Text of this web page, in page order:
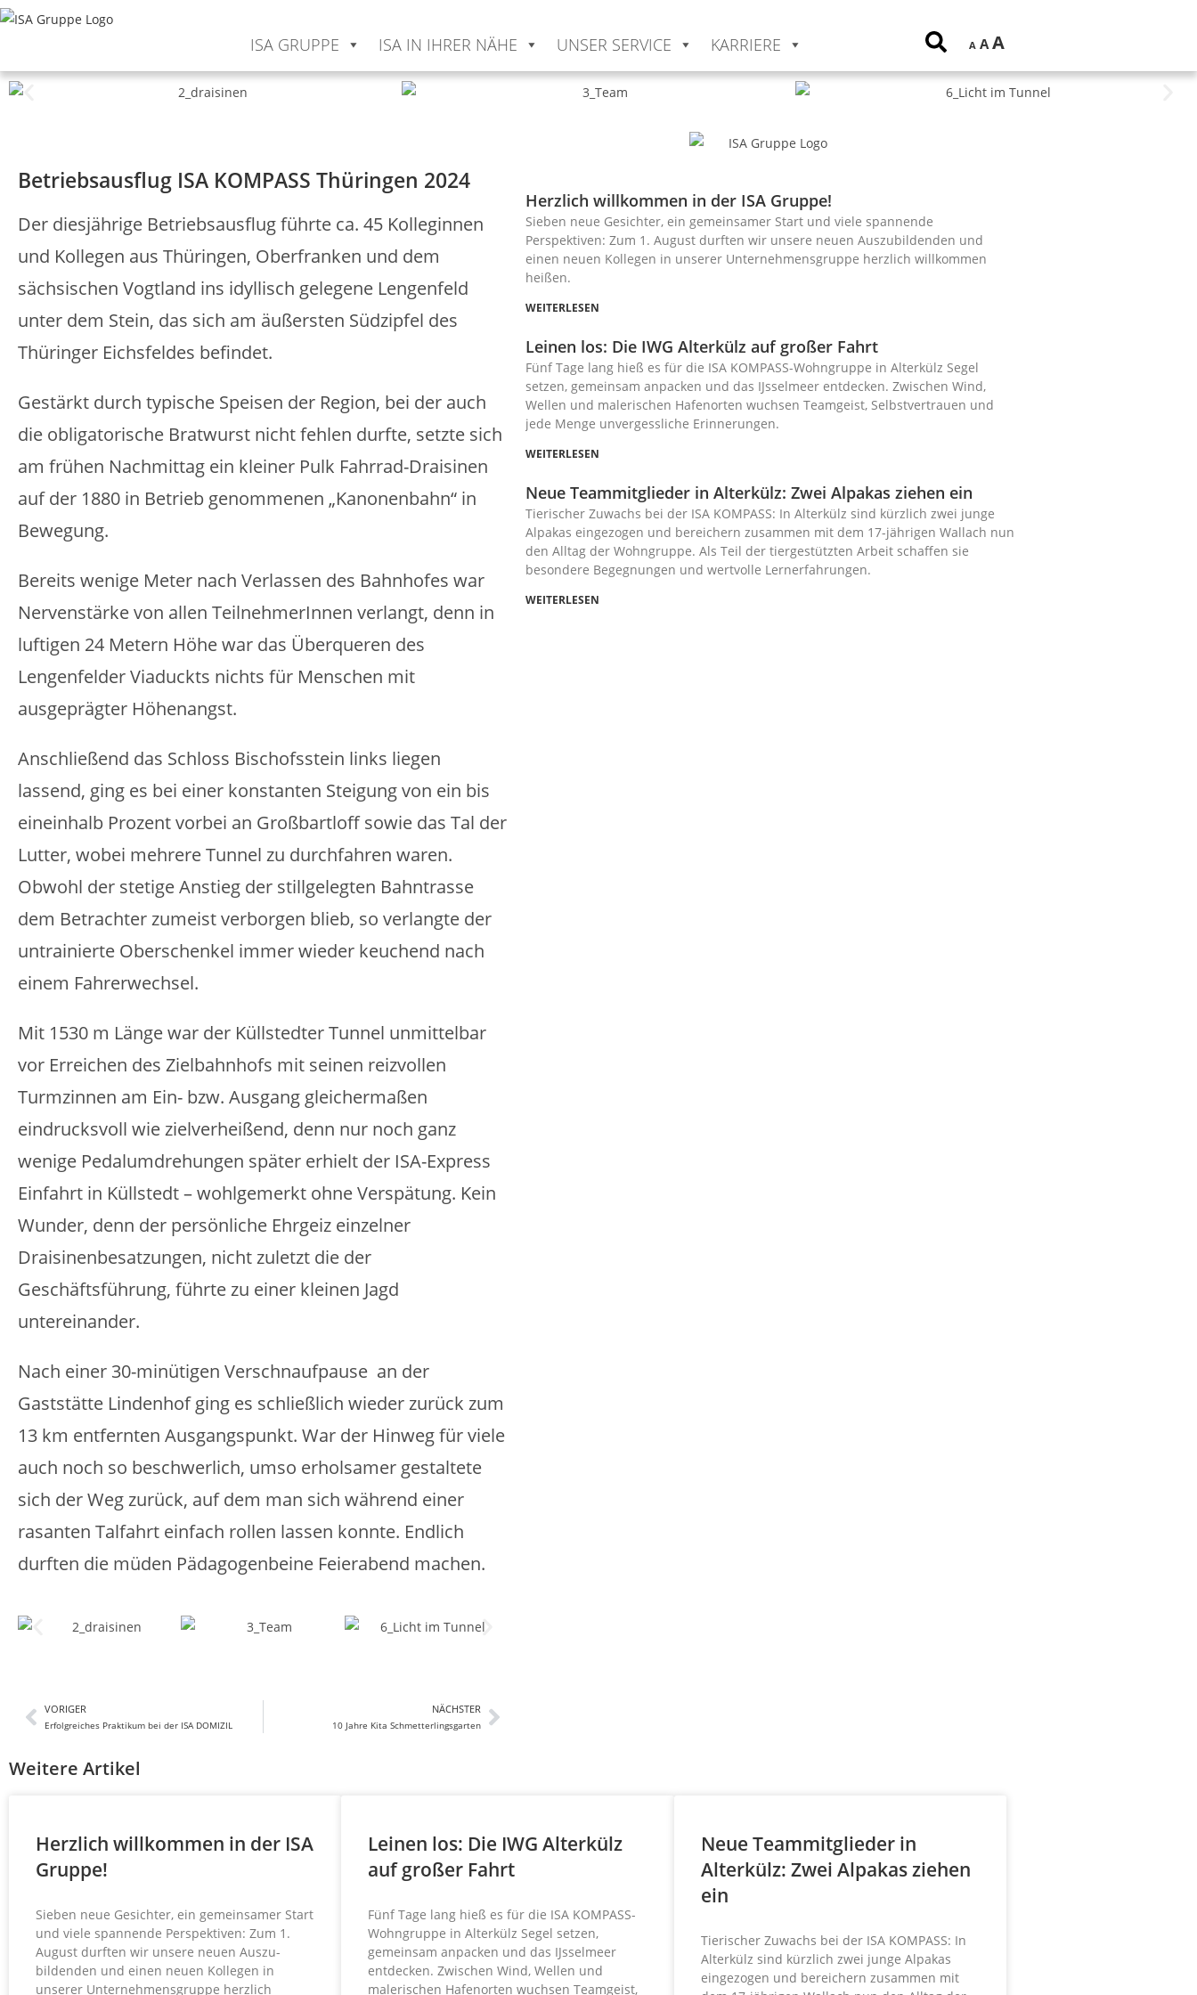
ISA GRUPPE ISA IN IHRER NÄHE UNSER SERVICE KARRIERE A A A
Betriebsausflug ISA KOMPASS Thüringen 2024
Der diesjährige Betriebsausflug führte ca. 45 Kolleginnen
und Kollegen aus Thüringen, Oberfranken und dem
sächsischen Vogtland ins idyllisch gelegene Lengenfeld
unter dem Stein, das sich am äußersten Südzipfel des
Thüringer Eichsfeldes befindet.
Gestärkt durch typische Speisen der Region, bei der auch
die obligatorische Bratwurst nicht fehlen durfte, setzte sich
am frühen Nachmittag ein kleiner Pulk Fahrrad-Draisinen
auf der 1880 in Betrieb genommenen „Kanonenbahn“ in
Bewegung.
Bereits wenige Meter nach Verlassen des Bahnhofes war
Nervenstärke von allen TeilnehmerInnen verlangt, denn in
luftigen 24 Metern Höhe war das Überqueren des
Lengenfelder Viaduckts nichts für Menschen mit
ausgeprägter Höhenangst.
Anschließend das Schloss Bischofsstein links liegen
lassend, ging es bei einer konstanten Steigung von ein bis
eineinhalb Prozent vorbei an Großbartloff sowie das Tal der
Lutter, wobei mehrere Tunnel zu durchfahren waren.
Obwohl der stetige Anstieg der stillgelegten Bahntrasse
dem Betrachter zumeist verborgen blieb, so verlangte der
untrainierte Oberschenkel immer wieder keuchend nach
einem Fahrerwechsel.
Mit 1530 m Länge war der Küllstedter Tunnel unmittelbar
vor Erreichen des Zielbahnhofs mit seinen reizvollen
Turmzinnen am Ein- bzw. Ausgang gleichermaßen
eindrucksvoll wie zielverheißend, denn nur noch ganz
wenige Pedalumdrehungen später erhielt der ISA-Express
Einfahrt in Küllstedt – wohlgemerkt ohne Verspätung. Kein
Wunder, denn der persönliche Ehrgeiz einzelner
Draisinenbesatzungen, nicht zuletzt die der
Geschäftsführung, führte zu einer kleinen Jagd
untereinander.
Nach einer 30-minütigen Verschnaufpause an der
Gaststätte Lindenhof ging es schließlich wieder zurück zum
13 km entfernten Ausgangspunkt. War der Hinweg für viele
auch noch so beschwerlich, umso erholsamer gestaltete
sich der Weg zurück, auf dem man sich während einer
rasanten Talfahrt einfach rollen lassen konnte. Endlich
durften die müden Pädagogenbeine Feierabend machen.
VORIGER
Erfolgreiches Praktikum bei der ISA DOMIZIL
NÄCHSTER
10 Jahre Kita Schmetterlingsgarten
Herzlich willkommen in der ISA Gruppe!
Sieben neue Gesichter, ein gemein­samer Start und viele spannende
Perspektiven: Zum 1. August durften wir unsere neuen Auszu­bildenden und
einen neuen Kollegen in unserer Unternehmens­gruppe herzlich willkommen
heißen.
WEITERLESEN
Leinen los: Die IWG Alterkülz auf großer Fahrt
Fünf Tage lang hieß es für die ISA KOMPASS-Wohngruppe in Alterkülz Segel
setzen, gemeinsam anpacken und das IJsselmeer entdecken. Zwischen Wind,
Wellen und malerischen Hafenorten wuchsen Teamgeist, Selbstvertrauen und
jede Menge unvergessliche Erinnerungen.
WEITERLESEN
Neue Teammitglieder in Alterkülz: Zwei Alpakas ziehen ein
Tierischer Zuwachs bei der ISA KOMPASS: In Alterkülz sind kürzlich zwei junge
Alpakas eingezogen und bereichern zusammen mit dem 17-jährigen Wallach nun
den Alltag der Wohngruppe. Als Teil der tiergestützten Arbeit schaffen sie
besondere Begegnungen und wertvolle Lernerfahrungen.
WEITERLESEN
Weitere Artikel
Herzlich willkommen in der ISA
Gruppe!
Sieben neue Gesichter, ein gemein­samer Start
und viele spannende Perspektiven: Zum 1.
August durften wir unsere neuen Auszu­
bildenden und einen neuen Kollegen in
unserer Unternehmens­gruppe herzlich
Leinen los: Die IWG Alterkülz
auf großer Fahrt
Fünf Tage lang hieß es für die ISA KOMPASS-
Wohngruppe in Alterkülz Segel setzen,
gemeinsam anpacken und das IJsselmeer
entdecken. Zwischen Wind, Wellen und
malerischen Hafenorten wuchsen Teamgeist,
Neue Teammitglieder in
Alterkülz: Zwei Alpakas ziehen
ein
Tierischer Zuwachs bei der ISA KOMPASS: In
Alterkülz sind kürzlich zwei junge Alpakas
eingezogen und bereichern zusammen mit